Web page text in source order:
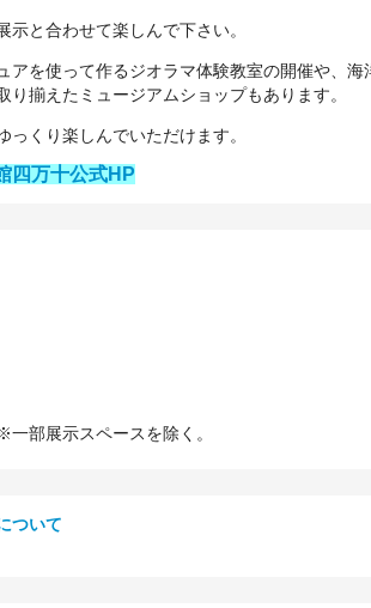
と合わせて楽しんで下さい。
アを使って作るジオラマ体験教室の開催や、海
揃えたミュージアムショップもあります。
くり楽しんでいただけます。
四万十公式HP
部展示スペースを除く。
ついて